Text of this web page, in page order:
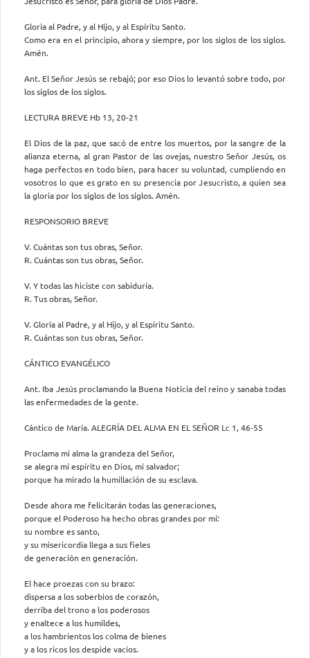
Gloria al Padre, y al Hijo, y al Espíritu Santo.
Como era en el principio, ahora y siempre, por los siglos de los siglos.
Amén.
Ant. El Señor Jesús se rebajó; por eso Dios lo levantó sobre todo, por
los siglos de los siglos.
LECTURA BREVE Hb 13, 20-21
El Dios de la paz, que sacó de entre los muertos, por la sangre de la
alianza eterna, al gran Pastor de las ovejas, nuestro Señor Jesús, os
haga perfectos en todo bien, para hacer su voluntad, cumpliendo en
vosotros lo que es grato en su presencia por Jesucristo, a quien sea
la gloria por los siglos de los siglos. Amén.
RESPONSORIO BREVE
V. Cuántas son tus obras, Señor.
R. Cuántas son tus obras, Señor.
V. Y todas las hiciste con sabiduría.
R. Tus obras, Señor.
V. Gloria al Padre, y al Hijo, y al Espíritu Santo.
R. Cuántas son tus obras, Señor.
CÁNTICO EVANGÉLICO
Ant. Iba Jesús proclamando la Buena Noticia del reino y sanaba todas
las enfermedades de la gente.
Cántico de María. ALEGRÍA DEL ALMA EN EL SEÑOR Lc 1, 46-55
Proclama mi alma la grandeza del Señor,
se alegra mi espíritu en Dios, mi salvador;
porque ha mirado la humillación de su esclava.
Desde ahora me felicitarán todas las generaciones,
porque el Poderoso ha hecho obras grandes por mí:
su nombre es santo,
y su misericordia llega a sus fieles
de generación en generación.
El hace proezas con su brazo:
dispersa a los soberbios de corazón,
derriba del trono a los poderosos
y enaltece a los humildes,
a los hambrientos los colma de bienes
y a los ricos los despide vacíos.